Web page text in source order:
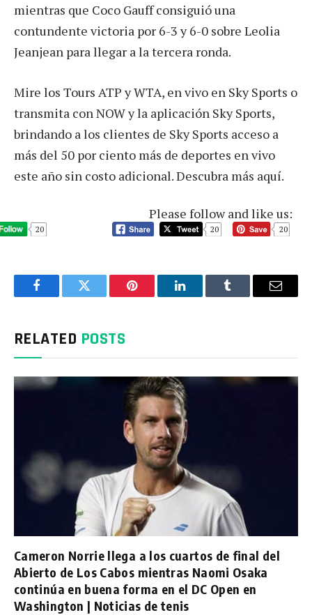
mientras que Coco Gauff consiguió una
contundente victoria por 6-3 y 6-0 sobre Leolia
Jeanjean para llegar a la tercera ronda.
Mire los Tours ATP y WTA, en vivo en Sky Sports o
transmita con NOW y la aplicación Sky Sports,
brindando a los clientes de Sky Sports acceso a
más del 50 por ciento más de deportes en vivo
este año sin costo adicional. Descubra más aquí.
Please follow and like us:
20 20 20
FacebookTwitter Pinterest LinkedInTumblr Email
RELATED POSTS
Cameron Norrie llega a los cuartos de final del
Abierto de Los Cabos mientras Naomi Osaka
continúa en buena forma en el DC Open en
Washington | Noticias de tenis